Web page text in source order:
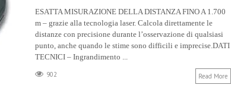
ESATTA MISURAZIONE DELLA DISTANZA FINO A 1.700
m – grazie alla tecnologia laser. Calcola direttamente le
distanze con precisione durante l’osservazione di qualsiasi
punto, anche quando le stime sono difficili e imprecise.DATI
TECNICI – Ingrandimento ...
902 Read More